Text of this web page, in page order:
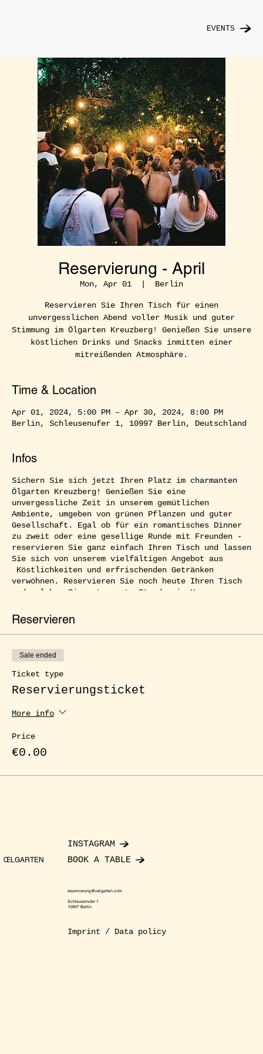
EVENTS
Reservierung - April
Mon, Apr 01
  |
Berlin
Reservieren Sie Ihren Tisch für einen
unvergesslichen Abend voller Musik und guter
Stimmung im Ölgarten Kreuzberg! Genießen Sie unsere
köstlichen Drinks und Snacks inmitten einer
mitreißenden Atmosphäre.
Time & Location
Apr 01, 2024, 5:00 PM – Apr 30, 2024, 8:00 PM
Berlin, Schleusenufer 1, 10997 Berlin, Deutschland
Infos
Sichern Sie sich jetzt Ihren Platz im charmanten
Ölgarten Kreuzberg! Genießen Sie eine
unvergessliche Zeit in unserem gemütlichen
Ambiente, umgeben von grünen Pflanzen und guter
Gesellschaft. Egal ob für ein romantisches Dinner
zu zweit oder eine gesellige Runde mit Freunden -
reservieren Sie ganz einfach Ihren Tisch und lassen
Sie sich von unserem vielfältigen Angebot aus
Köstlichkeiten und erfrischenden Getränken
verwöhnen. Reservieren Sie noch heute Ihren Tisch
und erleben Sie entspannte Stunden im Herzen von
Reservieren
Sale ended
Ticket type
Reservierungsticket
More info
Price
€0.00
ŒLGARTEN
INSTAGRAM
BOOK A TABLE
reservierung@oelgarten.com
Schleusenufer 1
10997 Berlin
Imprint / Data policy